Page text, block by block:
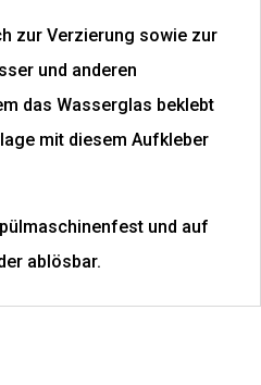
zur Verzierung sowie zur
und anderen
das Wasserglas beklebt
mit diesem Aufkleber
und auf
ablösbar.